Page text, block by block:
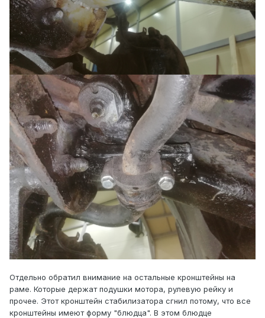
Отдельно обратил внимание на остальные кронштейны на
раме. Которые держат подушки мотора, рулевую рейку и
прочее. Этот кронштейн стабилизатора сгнил потому, что все
кронштейны имеют форму "блюдца". В этом блюдце